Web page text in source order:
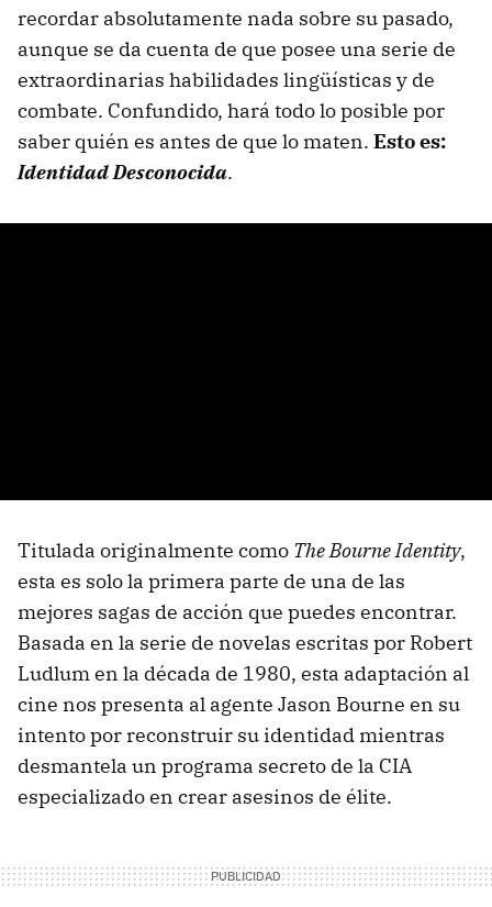
recordar absolutamente nada sobre su pasado,
aunque se da cuenta de que posee una serie de
extraordinarias habilidades lingüísticas y de
combate. Confundido, hará todo lo posible por
saber quién es antes de que lo maten. Esto es:
Identidad Desconocida.
Titulada originalmente como The Bourne Identity,
esta es solo la primera parte de una de las
mejores sagas de acción que puedes encontrar.
Basada en la serie de novelas escritas por Robert
Ludlum en la década de 1980, esta adaptación al
cine nos presenta al agente Jason Bourne en su
intento por reconstruir su identidad mientras
desmantela un programa secreto de la CIA
especializado en crear asesinos de élite.